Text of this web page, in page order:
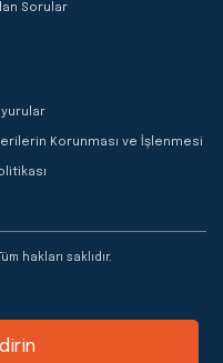
Sorular
Korunması ve İşlenmesi
hakları saklıdır.